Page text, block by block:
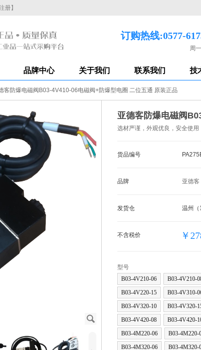
册】
订购热线:0577-
周
品牌中心 关于我们 联系我们 技
客防爆电磁阀B03-4V410-06电磁阀+防爆型电圈 二位五通 原装正品
J
亚德客防爆电磁阀
选材严谨，外观优良，安全使用
货品编号
品牌 亚德客
发货仓 温州（
不含税价 ￥
型号
B03-4V210-06
B03-4V210-
B03-4V220-15
B03-4V310-
B03-4V320-10
B03-4V320-
B03-4V420-08
B03-4V420-
B03-4M220-06
B03-4M220-
B03-4M320-06
B03-4M320-